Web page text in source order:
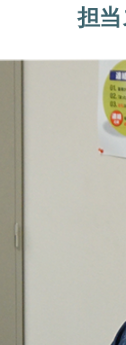
担